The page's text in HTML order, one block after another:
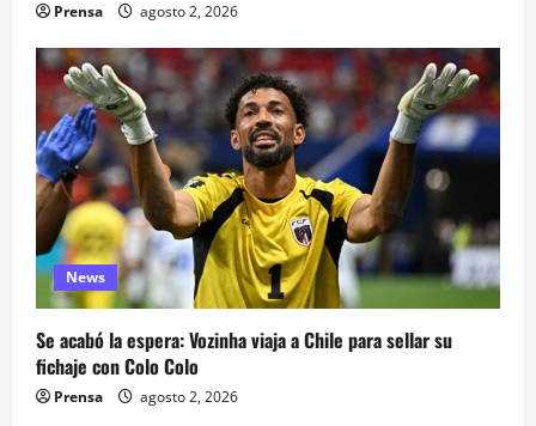
Prensa agosto 2, 2026
News
Se acabó la espera: Vozinha viaja a Chile para sellar su
fichaje con Colo Colo
Prensa agosto 2, 2026